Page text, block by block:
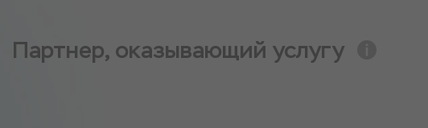
Партнер, оказывающий услугу